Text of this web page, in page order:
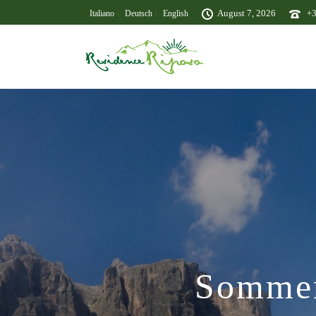
Italiano Deutsch English August 7, 2026